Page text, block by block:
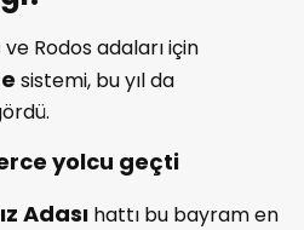
ve Rodos adaları için
sistemi, bu yıl da
yolcu geçti
Adası hattı bu bayram en